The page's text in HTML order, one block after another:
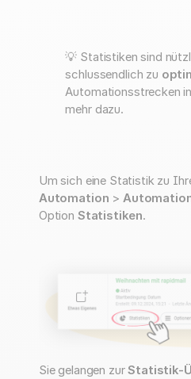
💡 Statistiken sind
schlussendlich zu
Automationsstrecken
mehr dazu.
Um sich eine Statistik zu
Automation >
Option Statistiken.
Sie gelangen zurStatistik-